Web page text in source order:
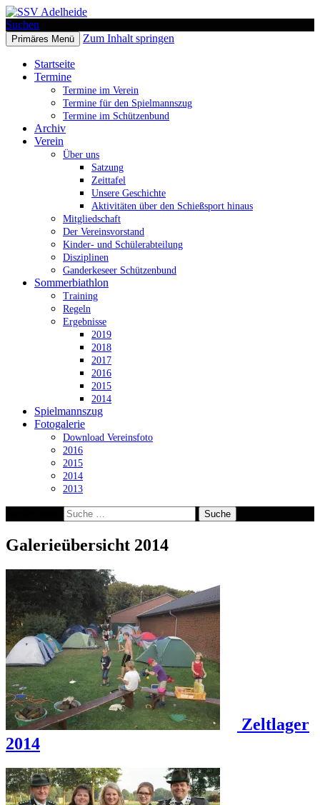
SSV Adelheide
Suchen
Primäres Menü Zum Inhalt springen
Startseite
Termine
Termine im Verein
Termine für den Spielmannszug
Termine im Schützenbund
Archiv
Verein
Über uns
Satzung
Zeittafel
Unsere Geschichte
Aktivitäten über den Schießsport hinaus
Mitgliedschaft
Der Vereinsvorstand
Kinder- und Schülerabteilung
Disziplinen
Ganderkeseer Schützenbund
Sommerbiathlon
Training
Regeln
Ergebnisse
2019
2018
2017
2016
2015
2014
Spielmannszug
Fotogalerie
Download Vereinsfoto
2016
2015
2014
2013
Galerieübersicht 2014
Zeltlager
2014